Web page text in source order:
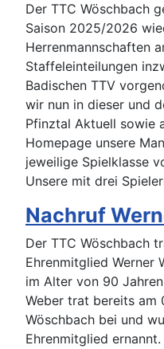
Der TTC Wöschbach
Saison 2025/2026
Herrenmannschaften
Staffeleinteilungen
Badischen TTV
wir nun in dieser und
Pfinztal Aktuell sowie
Homepage unsere
jeweilige Spielklasse
Unsere mit drei
Nachruf
Der TTC Wöschbach
Ehrenmitglied Werner
im Alter von 90
Weber trat bereits am
Wöschbach bei und
Ehrenmitglied